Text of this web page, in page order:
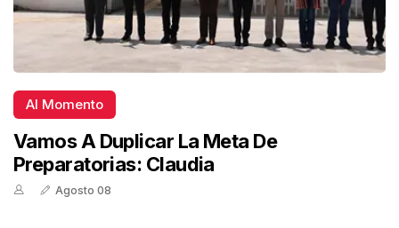
Al Momento
Vamos A Duplicar La Meta De
Preparatorias: Claudia
Agosto 08